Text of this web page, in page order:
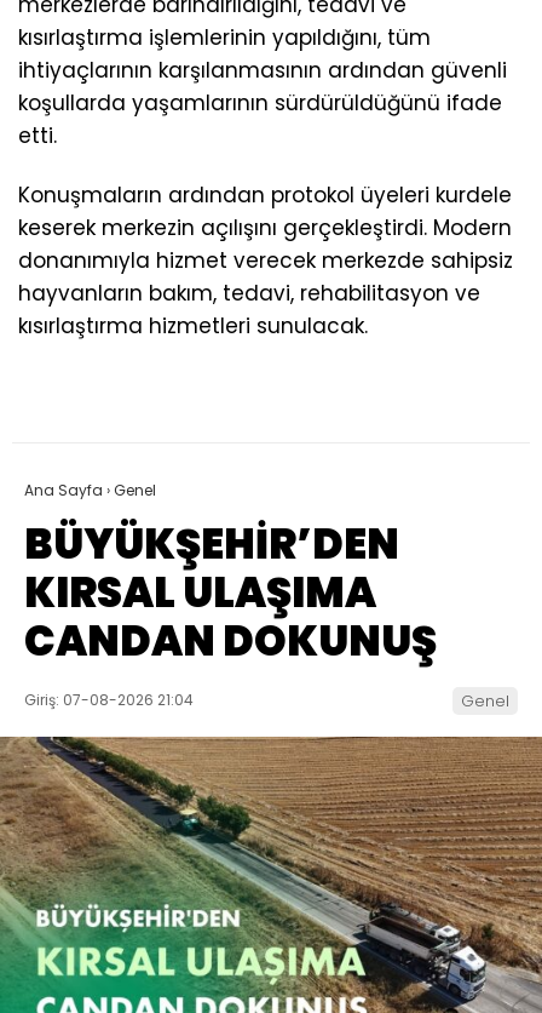
kısırlaştırma işlemlerinin yapıldığını, tüm
ihtiyaçlarının karşılanmasının ardından güvenli
koşullarda yaşamlarının sürdürüldüğünü ifade
etti.
Konuşmaların ardından protokol üyeleri kurdele
keserek merkezin açılışını gerçekleştirdi. Modern
donanımıyla hizmet verecek merkezde sahipsiz
hayvanların bakım, tedavi, rehabilitasyon ve
kısırlaştırma hizmetleri sunulacak.
Ana Sayfa ›Genel
BÜYÜKŞEHİR’DEN
KIRSAL ULAŞIMA
CANDAN DOKUNUŞ
Giriş: 07-08-2026 21:04 Genel